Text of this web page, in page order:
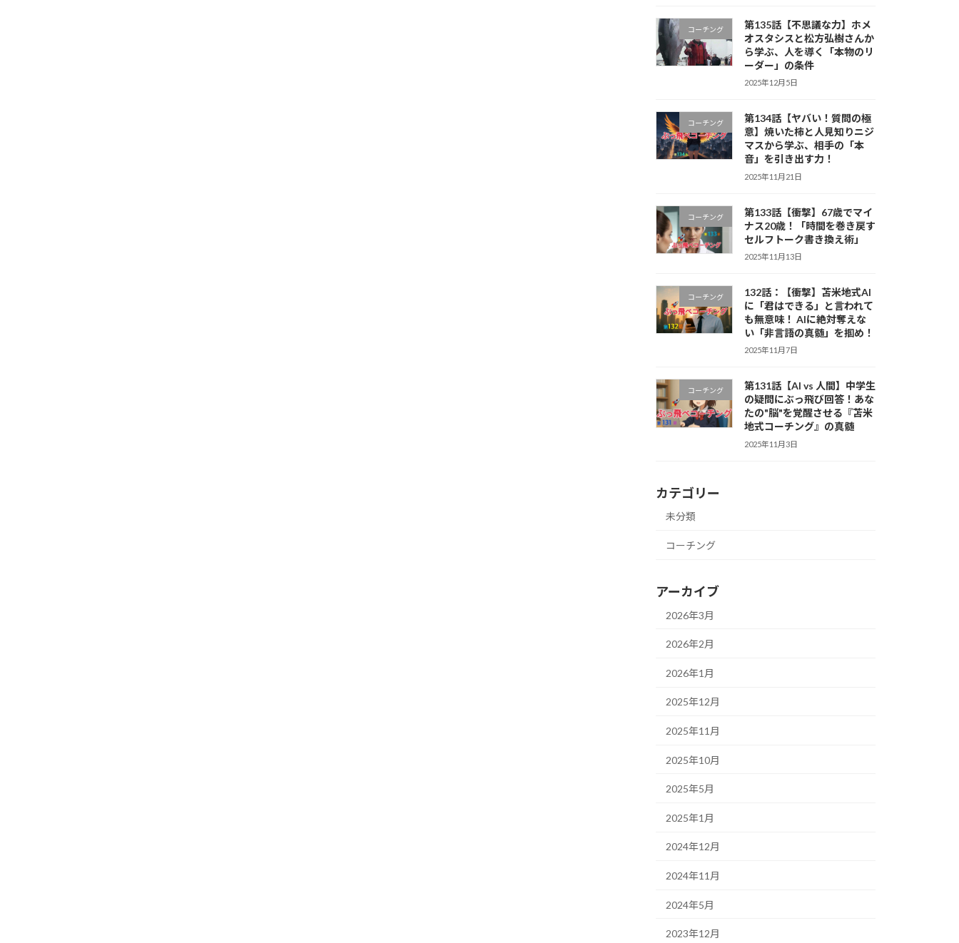
コーチング
第135話【不思議な力】ホメ
オスタシスと松方弘樹さんか
ら学ぶ、人を導く「本物のリ
ーダー」の条件
2025年12月5日
コーチング
第134話【ヤバい！質問の極
意】焼いた柿と人見知りニジ
マスから学ぶ、相手の「本
音」を引き出す力！
2025年11月21日
コーチング
第133話【衝撃】67歳でマイ
ナス20歳！「時間を巻き戻す
セルフトーク書き換え術」
2025年11月13日
コーチング
132話：【衝撃】苫米地式AI
に「君はできる」と言われて
も無意味！ AIに絶対奪えな
い「非言語の真髄」を掴め！
2025年11月7日
コーチング
第131話【AI vs 人間】中学生
の疑問にぶっ飛び回答！あな
たの"脳"を覚醒させる『苫米
地式コーチング』の真髄
2025年11月3日
カテゴリー
未分類
コーチング
アーカイブ
2026年3月
2026年2月
2026年1月
2025年12月
2025年11月
2025年10月
2025年5月
2025年1月
2024年12月
2024年11月
2024年5月
2023年12月